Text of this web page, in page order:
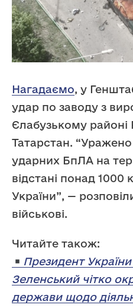
Нагадаємо, у
удар по заводу з
Єлабузькому районі
Татарстан.
ударних БпЛА на
відстані понад
України”, —
військові.
Читайте також:
Президент
Зеленський чітко
держави щодо